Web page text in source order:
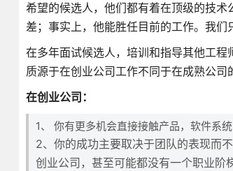
希望的候选人，他们都有着在顶级的技
差；事实上，他能胜任目前的工作。我们
在多年面试候选人，培训和指导其他工
质源于在创业公司工作不同于在成熟公司
在创业公司：
1、 你有更多机会直接接触产品，软件系统
2、你的成功主要取决于团队的表现而
创业公司，甚至可能都没有一个职业阶梯